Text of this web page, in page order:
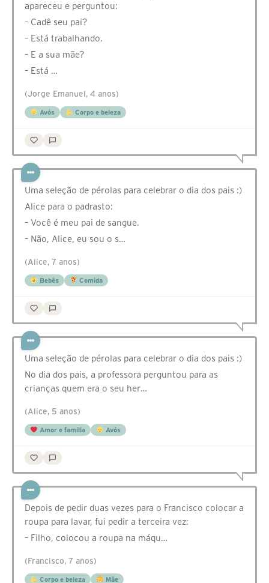
apareceu e perguntou:⠀
– Cadê seu pai?⠀
– Está trabalhando.⠀
– E a sua mãe?⠀
– Está …
(Jorge Emanuel, 4 anos)
Avós Corpo e beleza
Uma seleção de pérolas para celebrar o dia dos pais :)
Alice para o padrasto:
– Você é meu pai de sangue.
– Não, Alice, eu sou o s…
(Alice, 7 anos)
Bebês Comida
Uma seleção de pérolas para celebrar o dia dos pais :)
No dia dos pais, a professora perguntou para as
crianças quem era o seu her…
(Alice, 5 anos)
Amor e família Avós
Depois de pedir duas vezes para o Francisco colocar a
roupa para lavar, fui pedir a terceira vez:
– Filho, colocou a roupa na máqu…
(Francisco, 7 anos)
Corpo e beleza Mãe